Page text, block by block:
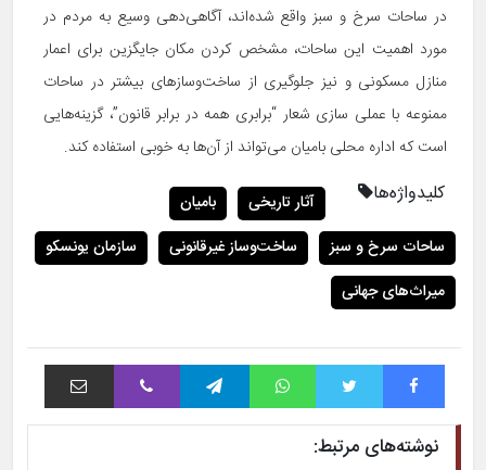
در ساحات سرخ و سبز واقع شده‌اند، آگاهی‌دهی وسیع به مردم در
مورد اهمیت این ساحات، مشخص کردن مکان جایگزین برای اعمار
منازل مسکونی و نیز جلوگیری از ساخت‌وسازهای بیشتر در ساحات
ممنوعه با عملی سازی شعار “برابری همه در برابر قانون”، گزینه‌هایی
است که اداره محلی بامیان می‌تواند از آن‌ها به خوبی استفاده کند.
کلیدواژه‌ها آثار تاریخی
بامیان
ساحات سرخ و سبز
ساخت‌وساز غیرقانونی
سازمان یونسکو
میراث‌های جهانی
فیس بوک توییتر واتس آپ تلگرام وایبر اشتراک با ایمیل
نوشته‌های مرتبط: